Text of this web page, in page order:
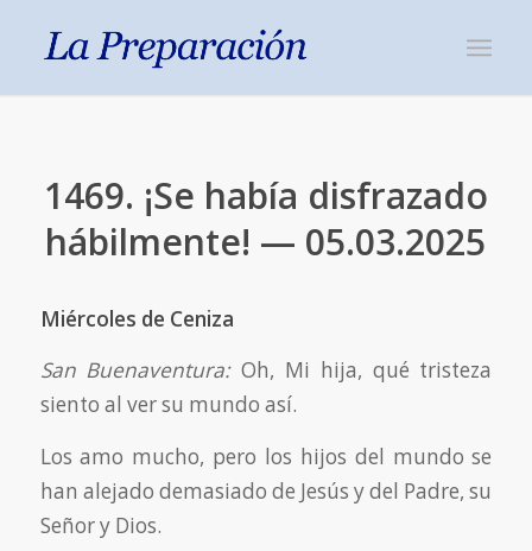
1469. ¡Se había disfrazado
hábilmente! — 05.03.2025
Miércoles de Ceniza
San Buenaventura:Oh, Mi hija, qué tristeza
siento al ver su mundo así.
Los amo mucho, pero los hijos del mundo se
han alejado demasiado de Jesús y del Padre, su
Señor y Dios.